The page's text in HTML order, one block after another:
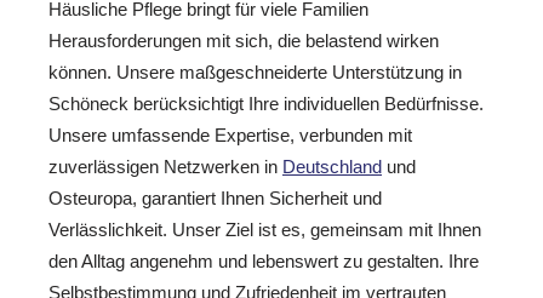
Häusliche Pflege bringt für viele Familien
Herausforderungen mit sich, die belastend wirken
können. Unsere maßgeschneiderte Unterstützung in
Schöneck berücksichtigt Ihre individuellen Bedürfnisse.
Unsere umfassende Expertise, verbunden mit
zuverlässigen Netzwerken in Deutschland und
Osteuropa, garantiert Ihnen Sicherheit und
Verlässlichkeit. Unser Ziel ist es, gemeinsam mit Ihnen
den Alltag angenehm und lebenswert zu gestalten. Ihre
Selbstbestimmung und Zufriedenheit im vertrauten